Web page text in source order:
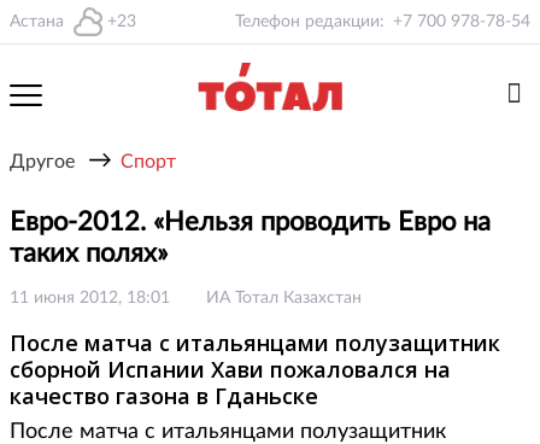
Астана +23 Телефон редакции: +7 700 978-78-54
Другое → Спорт
Евро-2012. «Нельзя проводить Евро на
таких полях»
11 июня 2012, 18:01 ИА Тотал Казахстан
После матча с итальянцами полузащитник
сборной Испании Хави пожаловался на
качество газона в Гданьске
После матча с итальянцами полузащитник